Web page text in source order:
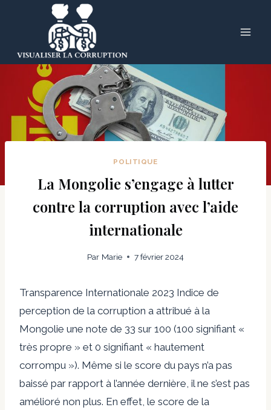
POLITIQUE
La Mongolie s’engage à lutter
contre la corruption avec l’aide
internationale
Par Marie 7 février 2024
Transparence Internationale 2023 Indice de
perception de la corruption a attribué à la
Mongolie une note de 33 sur 100 (100 signifiant «
très propre » et 0 signifiant « hautement
corrompu »). Même si le score du pays n’a pas
baissé par rapport à l’année dernière, il ne s’est pas
amélioré non plus. En effet, le score de la